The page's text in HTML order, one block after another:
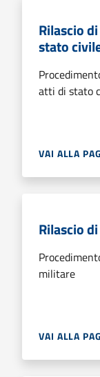
Rilascio
stato
atti di stato
VAI ALLA
Rilascio
militare
VAI ALLA